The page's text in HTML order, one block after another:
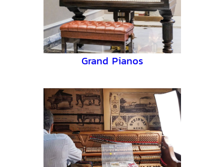
Grand Pianos